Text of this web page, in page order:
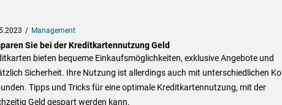
Management
Sie bei der Kreditkartennutzung Geld
bieten bequeme Einkaufsmöglichkeiten, exklusive Angebote und
Sicherheit. Ihre Nutzung ist allerdings auch mit unterschiedlichen
Tipps und Tricks für eine optimale Kreditkartennutzung, mit der
Geld gespart werden kann.